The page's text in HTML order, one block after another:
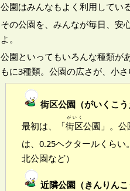
公園はみんなもよく利用している
その公園を、みんなが毎日、安
よ。
公園といってもいろんな種類が
もに3種類。公園の広さが、小さ
街区公園（がいくこう
最初は、「街区
がいく
公園」。公
は、0.25ヘクタールくらい
北公園など）
近隣公園（きんりんこ